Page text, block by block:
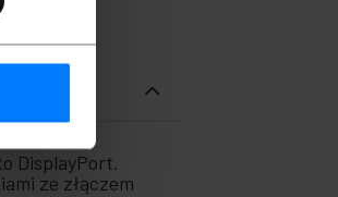
DisplayPort.
ze złączem